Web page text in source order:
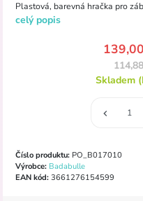
Plastová, barevná hračka pro
celý popis
Skladem
Číslo produktu:PO_B017010
Výrobce: Badabulle
EAN kód:3661276154599